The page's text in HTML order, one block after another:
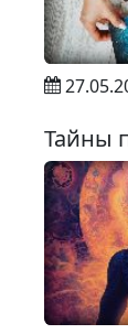
Тайны